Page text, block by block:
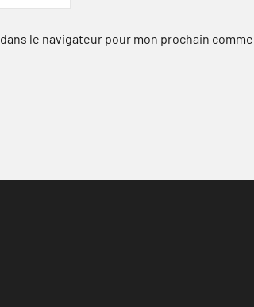
le navigateur pour mon prochain